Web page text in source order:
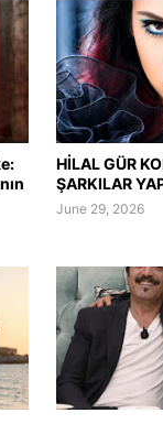
HİLAL GÜR
ŞARKILAR
June 29, 2026